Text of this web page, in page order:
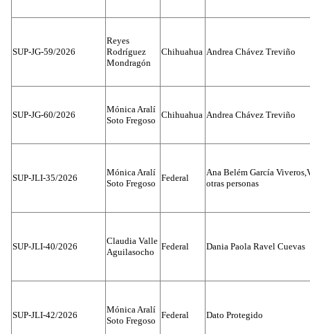
SUP-JG-59/2026
Reyes
Rodríguez
Mondragón
Chihuahua Andrea Chávez Treviño
SUP-JG-60/2026
Mónica Aralí
Soto Fregoso
Chihuahua Andrea Chávez Treviño
SUP-JLI-35/2026
Mónica Aralí
Soto Fregoso
Federal
Ana Belém García
otras personas
SUP-JLI-40/2026
Claudia Valle
Aguilasocho
Federal Dania Paola Ravel Cuevas
SUP-JLI-42/2026
Mónica Aralí
Soto Fregoso
Federal Dato Protegido